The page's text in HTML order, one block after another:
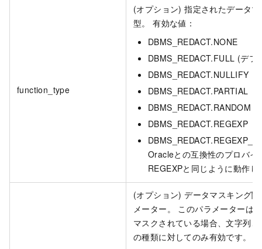
function_type
(オプション) 指定されたデータ
型。 有効な値：
DBMS_REDACT.NONE
DBMS_REDACT.FULL (デフ
DBMS_REDACT.NULLIFY
DBMS_REDACT.PARTIAL
DBMS_REDACT.RANDOM
DBMS_REDACT.REGEXP
Oracleとの互換性のプロバイ
REGEXPと同じように動作し
(オプション) データマスキング
メーター。 このパラメーターは
マスクされている場合、文字列
の種類に対してのみ有効です。